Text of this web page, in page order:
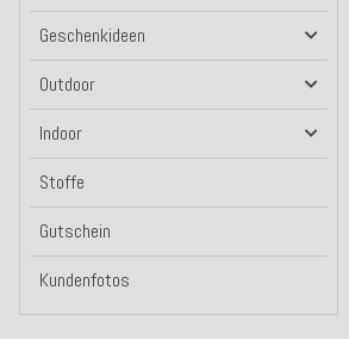
Geschenkideen
Outdoor
Indoor
Stoffe
Gutschein
Kundenfotos